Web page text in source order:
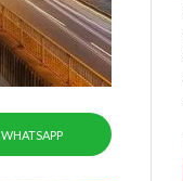
WHATSAPP